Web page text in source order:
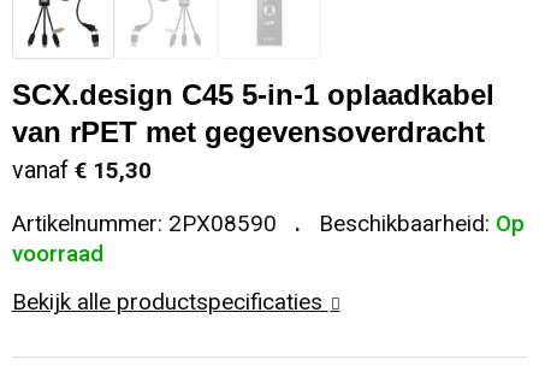
Sleutelhangers en Lanyards
Snoepgoed
Spellen voor binnen en buiten
Sport
Themapakketten
Veiligheid, Auto en Fiets
Koeltassen en Koelboxen
Koffers en Trolleys
Laptop hoezen en tassen
Matrozentassen
Opbergtassen
Opvouwbare tassen
Sweaters
T-Shirts
Vesten
Reflecterende vesten
Regenkleding
Restauranttextiel
Schoenen
Schorten en Sloven
Sweaters
SCX.design C45 5-in-1 oplaadkabel
van rPET met gegevensoverdracht
vanaf € 15,30
Artikelnummer: 2PX08590 Beschikbaarheid: Op
voorraad
Bekijk alle productspecificaties